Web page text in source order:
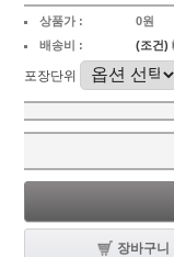
상품가 :
0원
배송비 :
(조건)
포장단위
장바구니